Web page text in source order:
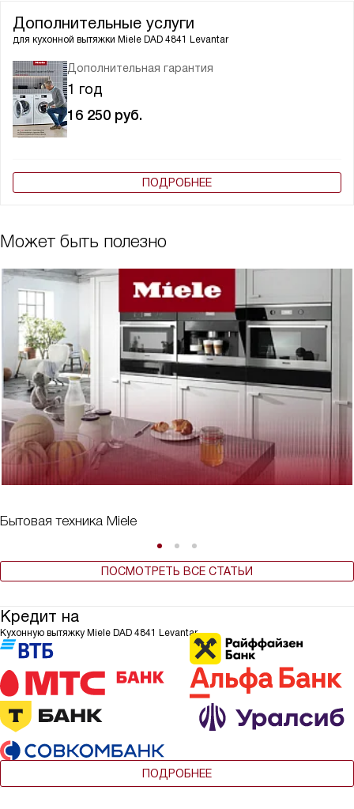
Дополнительные услуги
для кухонной вытяжки Miele DAD 4841 Levantar
Дополнительная гарантия
1 год
16 250 руб.
ПОДРОБНЕЕ
Может быть полезно
Бытовая техника Miele
ПОСМОТРЕТЬ ВСЕ СТАТЬИ
Кредит на
Кухонную вытяжку Miele DAD 4841 Levantar
ПОДРОБНЕЕ